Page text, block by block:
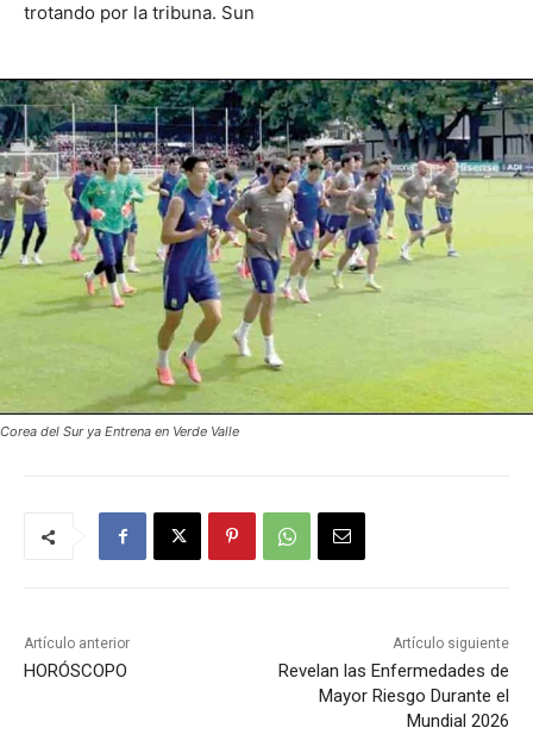
trotando por la tribuna. Sun
Corea del Sur ya Entrena en Verde Valle
Artículo anterior
HORÓSCOPO
Artículo siguiente
Revelan las Enfermedades de
Mayor Riesgo Durante el
Mundial 2026